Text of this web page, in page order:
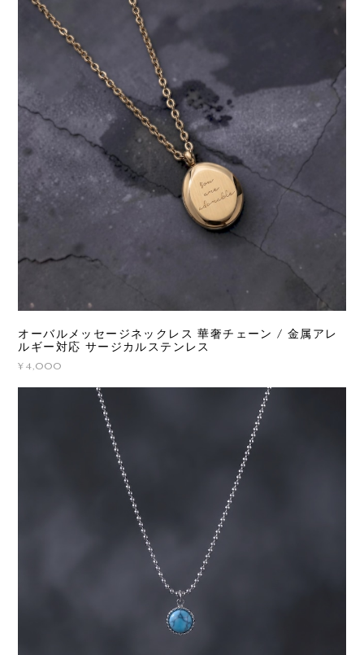
オーバルメッセージネックレス 華奢チェーン / 金属アレ
ルギー対応 サージカルステンレス
¥4,000